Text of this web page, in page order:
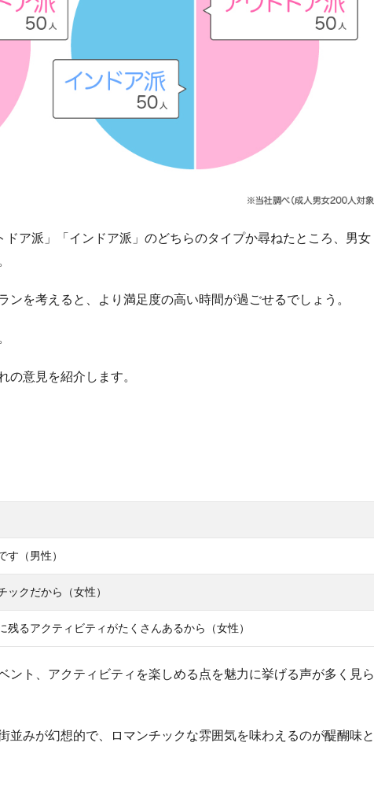
ア派」「インドア派」のどちらのタイプか尋ねたところ、男女
を考えると、より満足度の高い時間が過ごせるでしょう。
の意見を紹介します。
（男性）
クだから（女性）
るアクティビティがたくさんあるから（女性）
ント、アクティビティを楽しめる点を魅力に挙げる声が多く見ら
並みが幻想的で、ロマンチックな雰囲気を味わえるのが醍醐味と